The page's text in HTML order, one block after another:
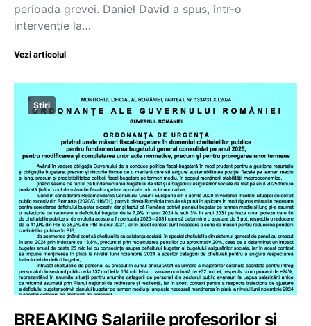
perioada grevei. Daniel David a spus, într-o
intervenție la…
Vezi articolul
Știri
BREAKING Salariile profesorilor și